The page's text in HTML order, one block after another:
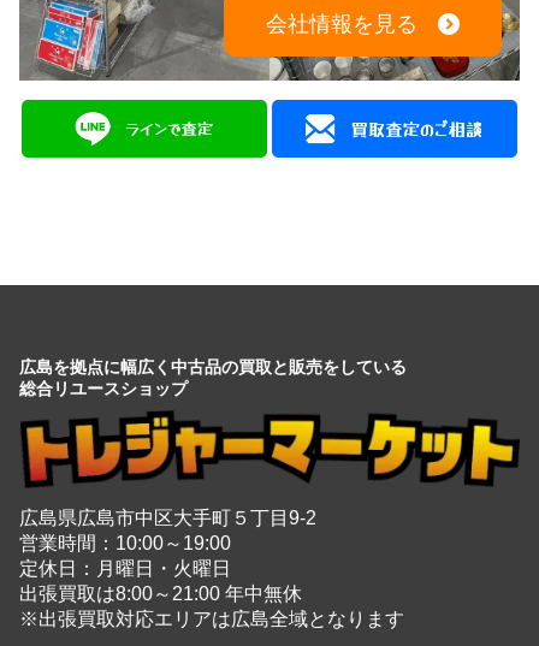
会社情報を見る
広島を拠点に幅広く中古品の買取と販売をしている
総合リユースショップ
広島県広島市中区大手町５丁目9-2
営業時間：10:00～19:00
定休日：月曜日・火曜日
出張買取は8:00～21:00 年中無休
※出張買取対応エリアは広島全域となります